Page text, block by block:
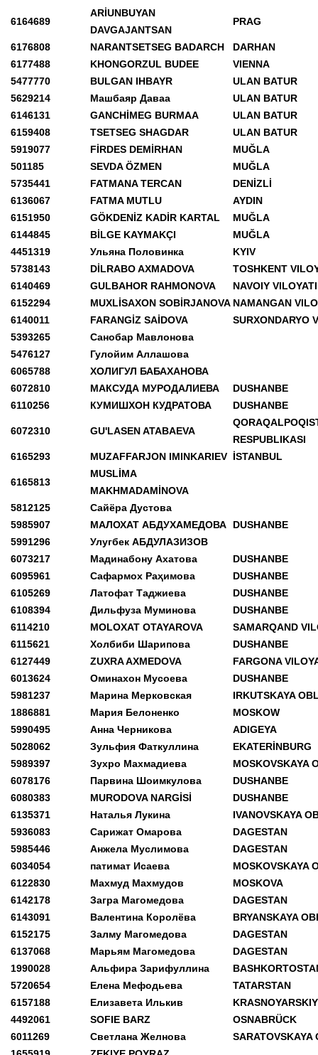
6164689
ARİUNBUYAN
DAVGAJANTSAN
PRAG
6176808 NARANTSETSEG BADARCH
DARHAN
6177488
KHONGORZUL BUDEE
VIENNA
5477770
BULGAN IHBAYR
ULAN BATUR
5629214
Машбаяр Даваа
ULAN BATUR
6146131
GANCHİMEG BURMAA
ULAN BATUR
6159408
TSETSEG SHAGDAR
ULAN BATUR
5919077
FİRDES DEMİRHAN
MUĞLA
501185
SEVDA ÖZMEN
MUĞLA
5735441
FATMANA TERCAN
DENİZLİ
6136067
FATMA MUTLU
AYDIN
6151950
GÖKDENİZ KADİR KARTAL
MUĞLA
6144845
BİLGE KAYMAKÇI
MUĞLA
4451319
Ульяна Половинка
KYIV
5738143
DİLRABO AXMADOVA
TOSHKENT
6140469
GULBAHOR RAHMONOVA
NAVOIY VILOYATI
6152294
MUXLİSAXON SOBİRJANOVA NAMANGAN
6140011
FARANGİZ SAİDOVA
SURXONDARYO
5393265
Санобар Мавлонова
5476127
Гулойим Аллашова
6065788
ХОЛИГУЛ БАБАХАНОВА
6072810
МАКСУДА МУРОДАЛИЕВА
DUSHANBE
6110256
КУМИШХОН КУДРАТОВА DUSHANBE
6072310 GU'LASEN ATABAEVA
RESPUBLIKASI
6165293
MUZAFFARJON IMINKARIEV İSTANBUL
6165813
MUSLİMA
MAKHMADAMİNOVA
5812125
Сайёра Дустова
5985907
МАЛОХАТ АБДУХАМЕДОВА
DUSHANBE
5991296
Улугбек АБДУЛАЗИЗОВ
6073217
Мадинабону Ахатова
DUSHANBE
6095961
Сафармох Раҳимова
DUSHANBE
6105269
Латофат Таджиева
DUSHANBE
6108394
Дильфуза Муминова
DUSHANBE
6114210
MOLOXAT OTAYAROVA
SAMARQAND
6115621
Холбиби Шарипова
DUSHANBE
6127449
ZUXRA AXMEDOVA
FARGONA
6013624
Оминахон Мусоева
DUSHANBE
5981237
Марина Мерковская
IRKUTSKAYA
1886881
Мария Белоненко
MOSKOW
5990495
Анна Черникова
ADIGEYA
5028062
Зульфия Фаткуллина
EKATERİNBURG
5989397
Зухро Махмадиева
MOSKOVSKAYA
6078176
Парвина Шоимкулова
DUSHANBE
6080383
MURODOVA NARGİSİ
DUSHANBE
6135371
Наталья Лукина
IVANOVSKAYA
5936083
Сарижат Омарова
DAGESTAN
5985446
Анжела Муслимова
DAGESTAN
6034054
патимат Исаева
MOSKOVSKAYA
6122830
Махмуд Махмудов
MOSKOVA
6142178
Загра Магомедова
DAGESTAN
6143091
Валентина Королёва
BRYANSKAYA
6152175
Залму Магомедова
DAGESTAN
6137068
Марьям Магомедова
DAGESTAN
1990028
Альфира Зарифуллина
5720654
Елена Мефодьева
TATARSTAN
6157188
Елизавета Илькив
4492061
SOFIE BARZ
OSNABRÜCK
6011269
Светлана Желнова
SARATOVSKAYA